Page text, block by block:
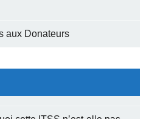
aux Donateurs